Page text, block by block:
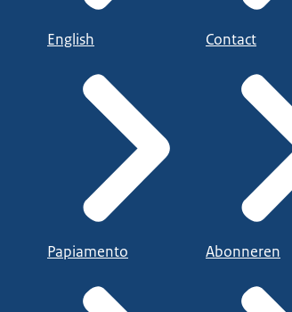
English
Papiamento
Contact
Abonneren